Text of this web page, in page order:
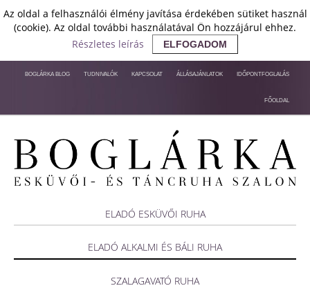
Az oldal a felhasználói élmény javítása érdekében sütiket használ
(cookie). Az oldal további használatával Ön hozzájárul ehhez.
Részletes leírás
ELFOGADOM
IDŐPONTFOGLALÁS
ÁLLÁSAJÁNLATOK
KAPCSOLAT
TUDNIVALÓK
BOGLÁRKA BLOG
FŐOLDAL
ELADÓ ESKÜVŐI RUHA
ELADÓ ALKALMI ÉS BÁLI RUHA
SZALAGAVATÓ RUHA